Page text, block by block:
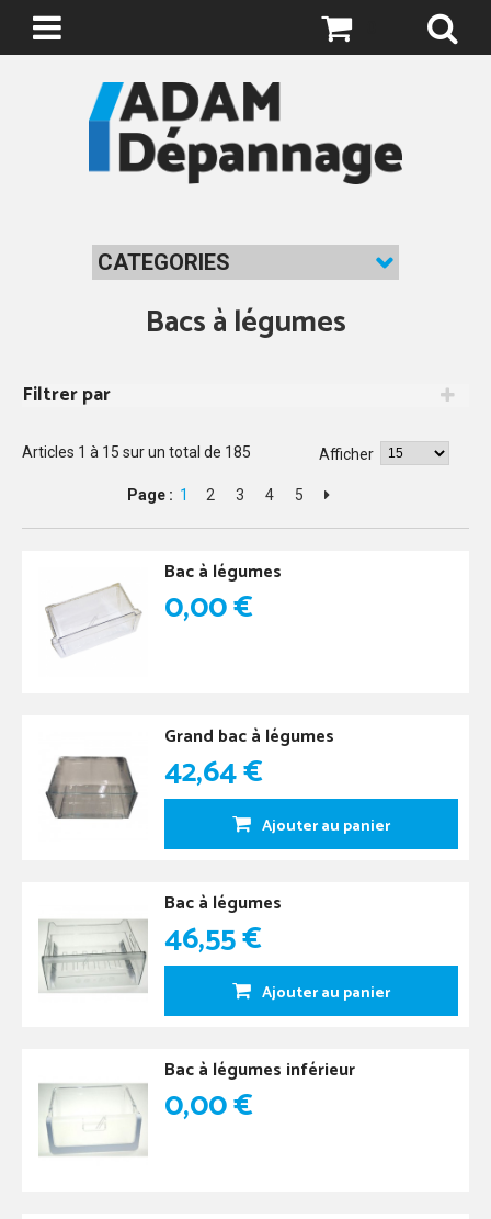
CATEGORIES
Bacs à légumes
Filtrer par
Articles 1 à 15 sur un total de 185 Afficher
Page : 1 2 3 4 5
Bac à légumes
0,00 €
Grand bac à légumes
42,64 €
Ajouter au panier
Bac à légumes
46,55 €
Ajouter au panier
Bac à légumes inférieur
0,00 €